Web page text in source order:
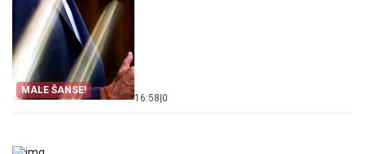
MALE ŠANSE!
16:58 0